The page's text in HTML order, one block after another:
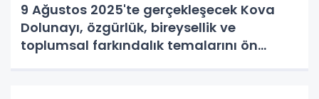
9 Ağustos 2025'te gerçekleşecek Kova
Dolunayı, özgürlük, bireysellik ve
toplumsal farkındalık temalarını ön